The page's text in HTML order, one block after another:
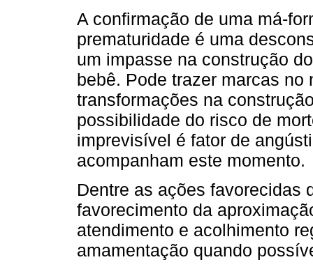
A confirmação de uma má-
prematuridade é uma
um impasse na construção
bebê. Pode trazer marcas no
transformações na
possibilidade do risco de
imprevisível é fator de
acompanham este momento.
Dentre as ações favorecidas
favorecimento da
atendimento e acolhimento
amamentação quando